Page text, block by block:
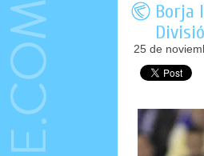
Borja
25 de